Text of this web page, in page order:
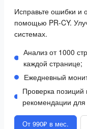
Исправьте ошибки и
помощью PR-CY.
системах.
Анализ от 1000
каждой странице;
Ежедневный
Проверка позиций
рекомендации
От 990₽ в мес.